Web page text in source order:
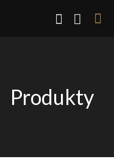
Produkty